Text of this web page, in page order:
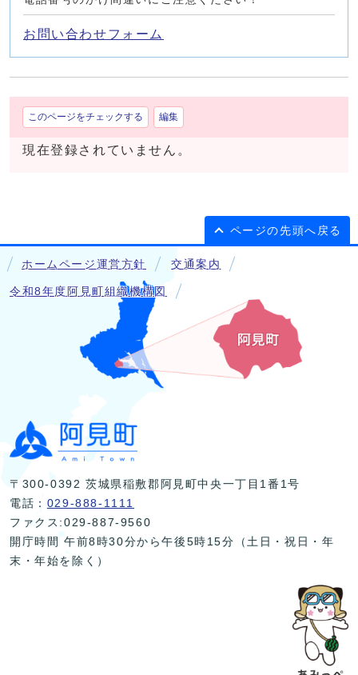
お問い合わせフォーム
このページをチェックする 編集
現在登録されていません。
ページの先頭へ戻る
ホームページ運営方針 交通案内
令和8年度阿見町組織機構図
〒300-0392 茨城県稲敷郡阿見町中央一丁目1番1号
電話： 029-888-1111
ファクス:029-887-9560
開庁時間 午前8時30分から午後5時15分（土日・祝日・年
末・年始を除く）